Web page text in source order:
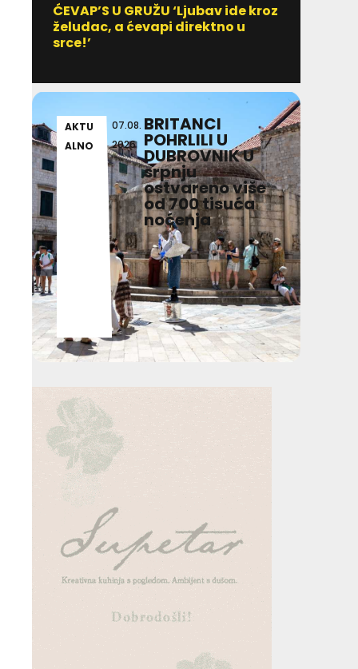
ĆEVAP’S U GRUŽU ‘Ljubav ide kroz
želudac, a ćevapi direktno u
srce!’
AKTU
ALNO
07.08.
2026
BRITANCI
POHRLILI U
DUBROVNIK U
srpnju
ostvareno više
od 700 tisuća
noćenja